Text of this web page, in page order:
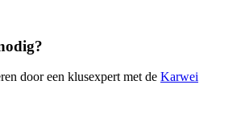
door een klusexpert met de Karwei